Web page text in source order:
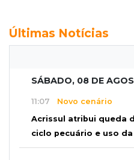
Últimas Notícias
SÁBADO, 08 DE
11:07 Novo cenário
Acrissul atribui queda
ciclo pecuário e uso